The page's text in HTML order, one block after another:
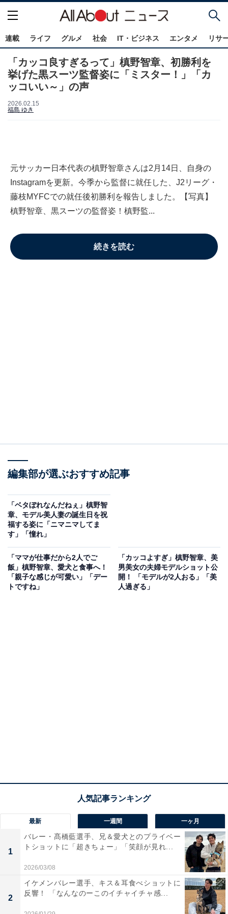
連載 ライフ グルメ 社会 IT・ビジネス エンタメ リサ
「カッコ良すぎるって」槙野智章、初勝利を
挙げた黒スーツ監督姿に「ミスター！」「カ
ッコいい～」の声
2026.02.15
福島 ゆき
元サッカー日本代表の槙野智章さんは2月14日、自身の
Instagramを更新。今季から監督に就任した、J2リーグ・
藤枝MYFCでの就任後初勝利を報告しました。【写真】
槙野智章、黒スーツの監督姿！槙野監...
続きを読む
編集部が選ぶおすすめ記事
「ベタぼれなんだねぇ」槙野智
章、モデル美人妻の誕生日を祝
福する姿に「ニマニマしてま
す」「憧れ」
「ママが仕事だから2人でご
飯」槙野智章、愛犬と食事へ！
「親子な感じが可愛い」「デー
トですね」
「カッコよすぎ」槙野智章、美
男美女の夫婦モデルショット公
開！ 「モデルが2人おる」「美
人過ぎる」
最新 一週間 一ヶ月
1
バレー・髙橋藍選手、兄＆愛犬とのプライベー
トショットに「超きちょー」「笑顔が見れ...
2026/03/08
2
イケメンバレー選手、キス＆耳食べショットに
反響！ 「なんなのーこのイチャイチャ感...